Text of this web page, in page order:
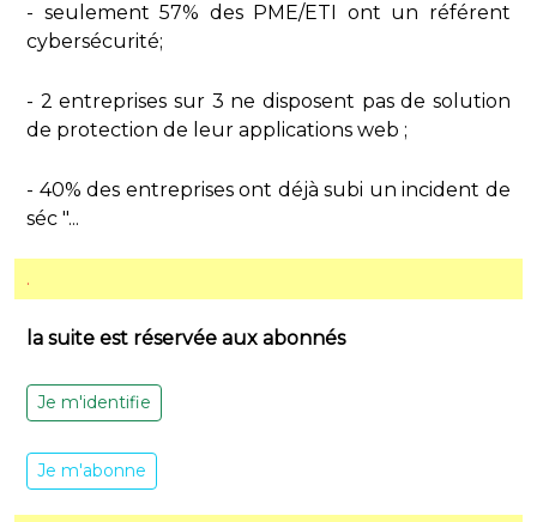
- seulement 57% des PME/ETI ont un référent
cybersécurité;
- 2 entreprises sur 3 ne disposent pas de solution
de protection de leur applications web ;
- 40% des entreprises ont déjà subi un incident de
séc "...
.
la suite est réservée aux abonnés
Je m'identifie
Je m'abonne